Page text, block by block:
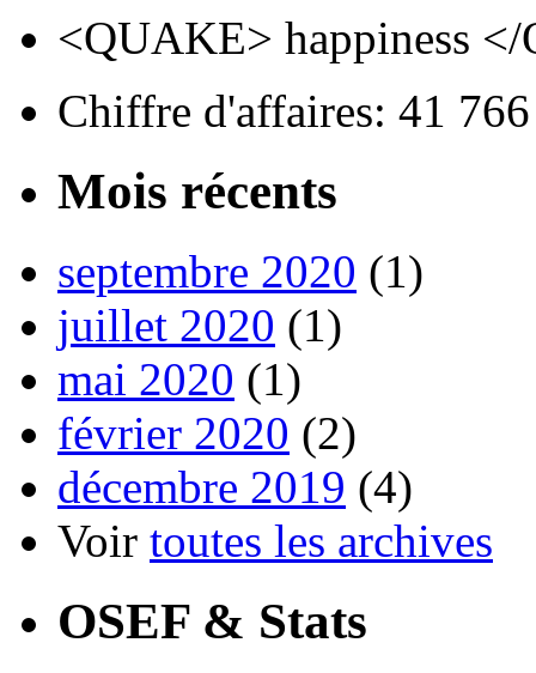
<QUAKE> happiness
Chiffre d'affaires: 41
Mois récents
septembre 2020 (1)
juillet 2020 (1)
mai 2020 (1)
février 2020 (2)
décembre 2019 (4)
Voir toutes les archives
OSEF & Stats